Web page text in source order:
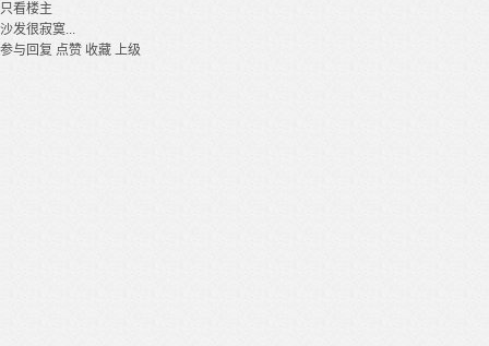
只看楼主
沙发很寂寞...
参与回复 点赞 收藏 上级